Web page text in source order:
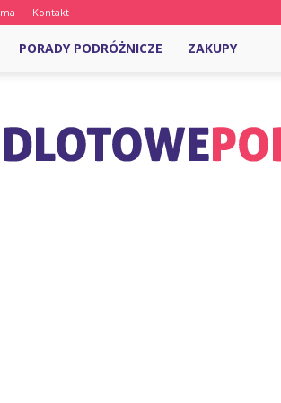
Kontakt
PORADY PODRÓŻNICZE ZAKUPY